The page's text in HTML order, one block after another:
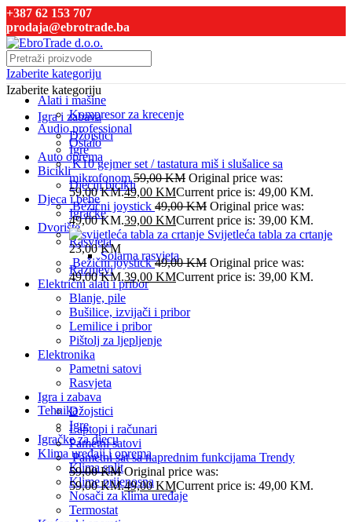
+387 62 153 707
prodaja@ebrotrade.ba
Izaberite kategoriju
Alati i mašine
Kompresor za krecenje
Audio professional
Ostalo
Auto oprema
Bicikli
Dječiji bicikli
Djeca i bebe
Igračke
Dvorište
Rasvjeta
Solarna rasvjeta
Raznjevi
Električni alati i pribor
Blanje, pile
Bušilice, izvijači i pribor
Lemilice i pribor
Pištolj za ljepljenje
Elektronika
Pametni satovi
Rasvjeta
Igra i zabava
Džojstici
Igre
Igračke za djecu
Klima uređaji i oprema
Klima split
Klime prijenosna
Nosači za klima uređaje
Termostat
Izaberite kategoriju
Igra i zabava
Džojstici
Igre
K10 gejmer set / tastatura miš i slušalice sa
mikrofonom59,00KM Original price was:
59,00 KM.49,00 KMCurrent price is: 49,00 KM.
Bežični joystick 49,00KM Original price was:
49,00 KM.39,00 KMCurrent price is: 39,00 KM.
Svijetleća tabla za crtanje
23,00KM
Bežični joystick49,00KM Original price was:
49,00 KM.39,00 KMCurrent price is: 39,00 KM.
Tehnika
Laptopi i računari
Pametni satovi
Pametni sat sa naprednim funkcijama Trendy
59,00KM Original price was:
59,00 KM.49,00KMCurrent price is: 49,00 KM.